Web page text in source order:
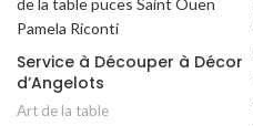
Service à Découper à Décor
d’Angelots
Art de la table